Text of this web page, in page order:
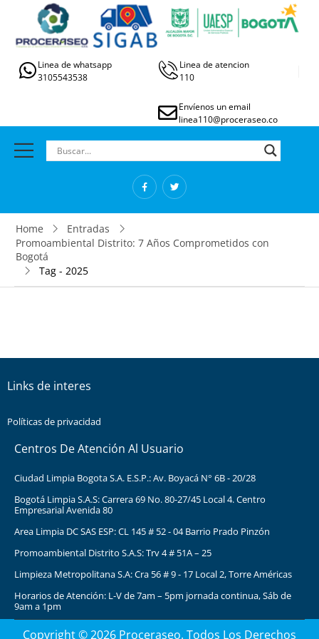
Linea de whatsapp
3105543538
Linea de atencion
110
Envíenos un email
linea110@proceraseo.co
Home
Entradas
Promoambiental Distrito: 7 Años Comprometidos con
Bogotá
Tag - 2025
Links de interes
Políticas de privacidad
Centros De Atención Al Usuario
Ciudad Limpia Bogota S.A. E.S.P.: Av. Boyacá N° 6B - 20/28
Bogotá Limpia S.A.S: Carrera 69 No. 80-27/45 Local 4. Centro
Empresarial Avenida 80
Area Limpia DC SAS ESP: CL 145 # 52 - 04 Barrio Prado Pinzón
Promoambiental Distrito S.A.S: Trv 4 # 51A – 25
Limpieza Metropolitana S.A: Cra 56 # 9 - 17 Local 2, Torre Américas
Horarios de Atención: L-V de 7am – 5pm jornada continua, Sáb de
9am a 1pm
Copyright © 2026 Proceraseo. Todos Los Derechos